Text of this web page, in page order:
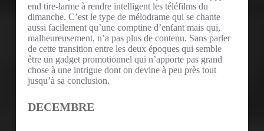
end tire-larme à rendre intelligent les téléfilms du
dimanche. C’est le type de mélodrame qui se chante
aussi facilement qu’une comptine d’enfant mais qui,
malheureusement, n’a pas plus de contenu. Sans parler
de cette transition entre les deux époques qui semble
être un gadget promotionnel qui n’apporte pas grand
chose à une intrigue dont on devine à peu près tout
jusqu’à sa conclusion.
DECEMBRE